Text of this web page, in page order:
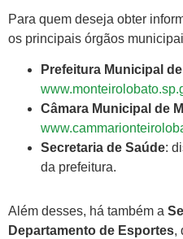
Para quem deseja obter
os principais órgãos
Prefeitura Municipal
Câmara Municipal de
Secretaria de Saúde:
da prefeitura.
Além desses, há também a
Departamento de Esportes,